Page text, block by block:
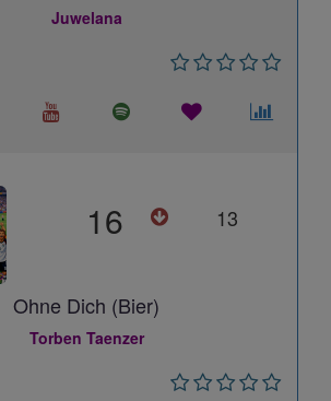
Juwelana
16 13
Ohne Dich (Bier)
Torben Taenzer